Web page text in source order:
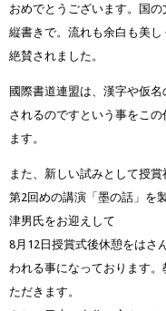
おめでとうございます。国
縦書きで。流れも余白も美
絶賛されました。
國際書道連盟は、漢字や仮
されるのですという事をこ
ます。
また、新しい試みとして授
第2回めの講演「墨の話」を
津男氏をお迎えして
8月12日授賞式後休憩をは
われる事になっております
ただきます。